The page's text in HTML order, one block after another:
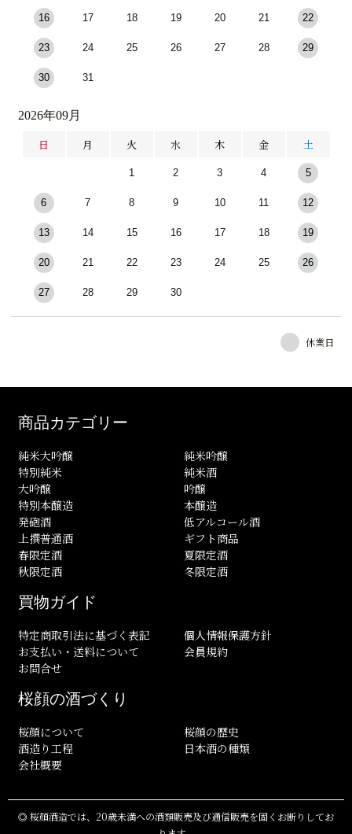
16 17 18 19 20 21 22
23 24 25 26 27 28 29
30 31
2026年09月
日 月 火 水 木 金 土
1 2 3 4 5
6 7 8 9 10 11 12
13 14 15 16 17 18 19
20 21 22 23 24 25 26
27 28 29 30
休業日
商品カテゴリー
純米大吟醸
純米吟醸
特別純米
純米酒
大吟醸
吟醸
特別本醸造
本醸造
発砲酒
低アルコール酒
上撰普通酒
ギフト商品
春限定酒
夏限定酒
秋限定酒
冬限定酒
買物ガイド
特定商取引法に基づく表記
個人情報保護方針
お支払い・送料について
会員規約
お問合せ
桜顔の酒づくり
桜顔について
桜顔の歴史
酒造り工程
日本酒の種類
会社概要
◎ 桜顔酒造では、20歳未満への酒類販売及び通信販売を固くお断りしてお